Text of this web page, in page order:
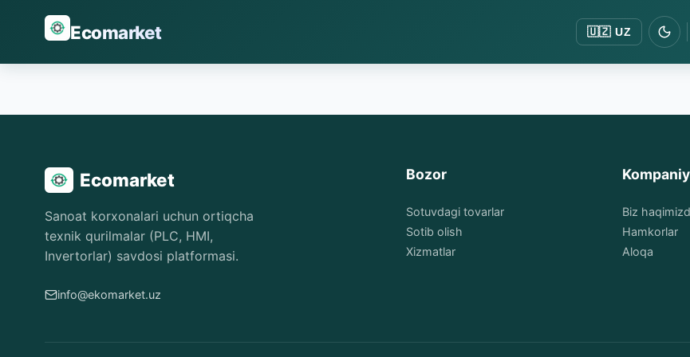
Ecomarket 🇺🇿 UZ
Ecomarket
Sanoat korxonalari uchun ortiqcha
texnik qurilmalar (PLC, HMI,
Invertorlar) savdosi platformasi.
info@ekomarket.uz
Bozor
Sotuvdagi tovarlar
Sotib olish
Xizmatlar
Biz
Hamkorlar
Aloqa